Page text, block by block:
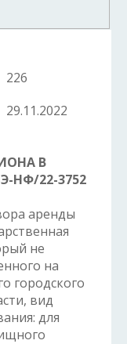
226
29.11.2022
В
НФ/22-3752
аренды
не
на
городского
вид
для